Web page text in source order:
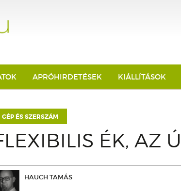
APRÓHIRDETÉSEK KIÁLLÍTÁSOK
GÉP ÉS SZERSZÁM
ÉK, AZ
HAUCH TAMÁS